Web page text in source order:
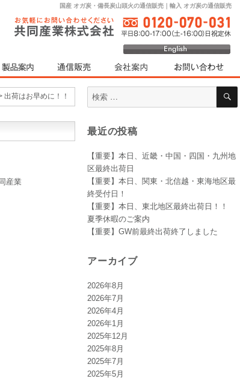
国産 オガ炭・備長炭山頭火の通信販売｜輸入 オガ炭の通信販売
出荷はお早めに！！
産業
検
索
象:
検
最近の投稿
【重要】本日、近畿・中国・四国・九州地
区最終出荷日
【重要】本日、関東・北信越・東海地区最
終受付日！
【重要】本日、東北地区最終出荷日！！
夏季休暇のご案内
【重要】GW前最終出荷終了しました
アーカイブ
2026年8月
2026年7月
2026年4月
2026年1月
2025年12月
2025年8月
2025年7月
2025年5月